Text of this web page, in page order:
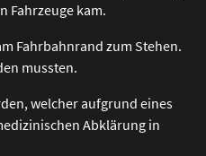
Fahrzeuge kam.
Fahrbahnrand zum Stehen.
mussten.
welcher aufgrund eines
Abklärung in